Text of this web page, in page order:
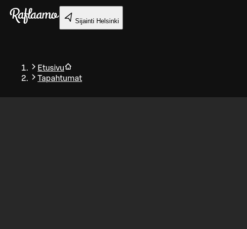
Siirry pääsisältöön
Sijainti Helsinki
Etusivu
Tapahtumat
Takaisin